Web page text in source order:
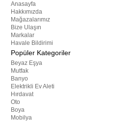
Anasayfa
Hakkımızda
Mağazalarımız
Bize Ulaşın
Markalar
Havale Bildirimi
Popüler Kategoriler
Beyaz Eşya
Mutfak
Banyo
Elektrikli Ev Aleti
Hırdavat
Oto
Boya
Mobilya